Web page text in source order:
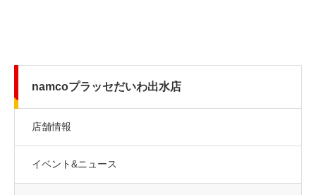
namcoプラッセだいわ出水店
店舗情報
イベント&ニュース